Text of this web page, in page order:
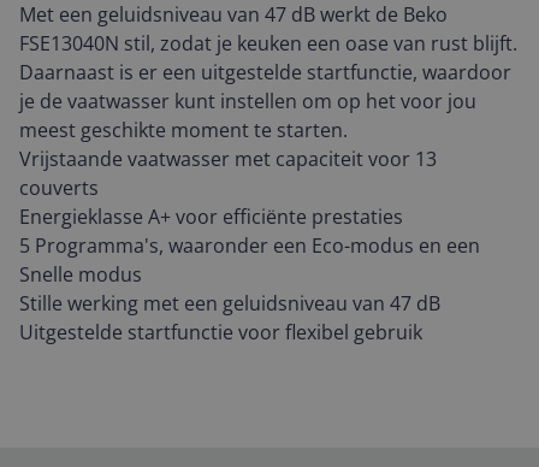
Met een geluidsniveau van 47 dB werkt de Beko
FSE13040N stil, zodat je keuken een oase van rust blijft.
Daarnaast is er een uitgestelde startfunctie, waardoor
je de vaatwasser kunt instellen om op het voor jou
meest geschikte moment te starten.
Vrijstaande vaatwasser met capaciteit voor 13
couverts
Energieklasse A+ voor efficiënte prestaties
5 Programma's, waaronder een Eco-modus en een
Snelle modus
Stille werking met een geluidsniveau van 47 dB
Uitgestelde startfunctie voor flexibel gebruik